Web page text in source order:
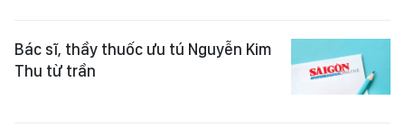
Bác sĩ, thầy thuốc ưu tú Nguyễn Kim
Thu từ trần